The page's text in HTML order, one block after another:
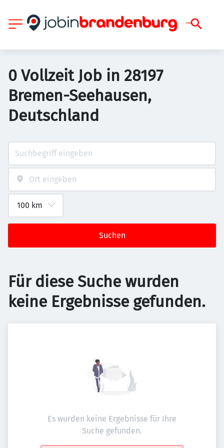
0 Vollzeit Job in 28197
Bremen-Seehausen,
Deutschland
Suchen
Für diese Suche wurden
keine Ergebnisse gefunden.
Es wurden keine Ergebnisse für Ihre
Suche gefunden.